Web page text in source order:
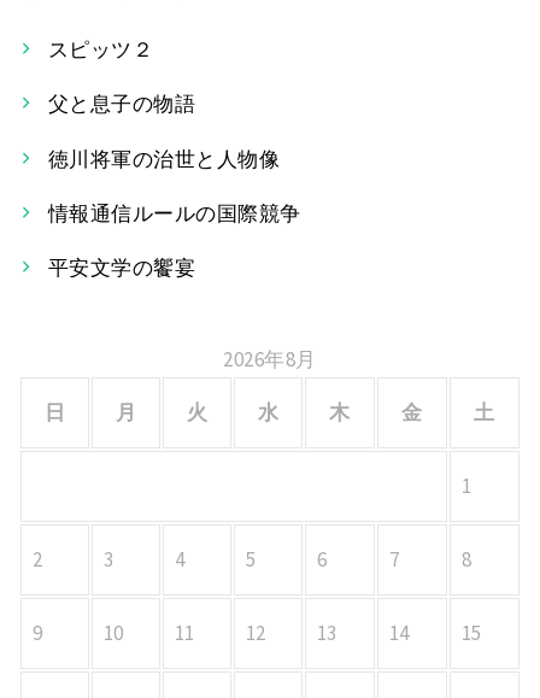
ゲ
ー
シ
ョ
スピッツ２
父と息子の物語
徳川将軍の治世と人物像
情報通信ルールの国際競争
平安文学の饗宴
2026年8月
日
月 火 水 木 金 土
1
2 3 4 5 6 7 8
9 10 11 12 13 14 15